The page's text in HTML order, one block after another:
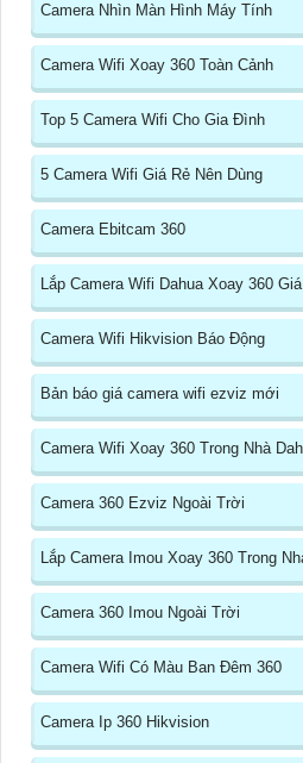
Camera Nhìn Màn Hình Máy Tính
Camera Wifi Xoay 360 Toàn Cảnh
Top 5 Camera Wifi Cho Gia Đình
5 Camera Wifi Giá Rẻ Nên Dùng
Camera Ebitcam 360
Lắp Camera Wifi Dahua Xoay 360
Camera Wifi Hikvision Báo Động
Bản báo giá camera wifi ezviz mới
Camera Wifi Xoay 360 Trong Nhà
Camera 360 Ezviz Ngoài Trời
Lắp Camera Imou Xoay 360 Trong
Camera 360 Imou Ngoài Trời
Camera Wifi Có Màu Ban Đêm 360
Camera Ip 360 Hikvision